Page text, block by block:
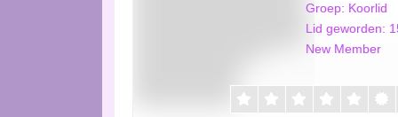
Groep: Koorlid
Lid geworden:
New Member